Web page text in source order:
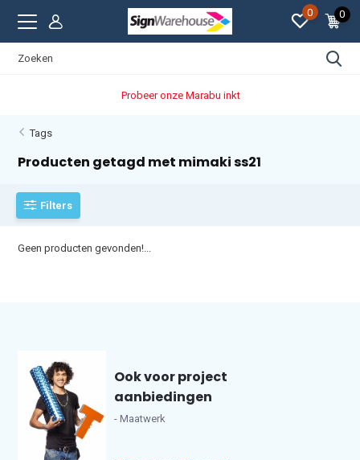
0 0
Probeer onze Marabu inkt
Tags
Producten getagd met mimaki ss21
Filters
Geen producten gevonden!...
Ook voor project
aanbiedingen
- Maatwerk